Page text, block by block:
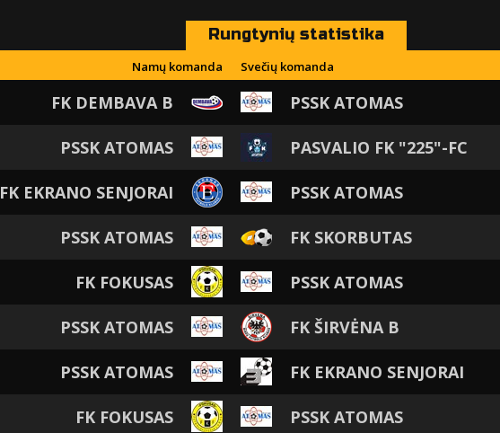
Rungtynių statistika
Namų komanda Svečių komanda
FK DEMBAVA B PSSK ATOMAS
PSSK ATOMAS PASVALIO FK "225"-FC
FK EKRANO SENJORAI PSSK ATOMAS
PSSK ATOMAS FK SKORBUTAS
FK FOKUSAS PSSK ATOMAS
PSSK ATOMAS FK ŠIRVĖNA B
PSSK ATOMAS FK EKRANO SENJORAI
FK FOKUSAS PSSK ATOMAS